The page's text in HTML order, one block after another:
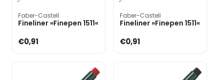
Faber-Castell
Fineliner »Finepen 1511«
€0,91
Faber-Castell
Fineliner »Finepen 1511«
€0,91